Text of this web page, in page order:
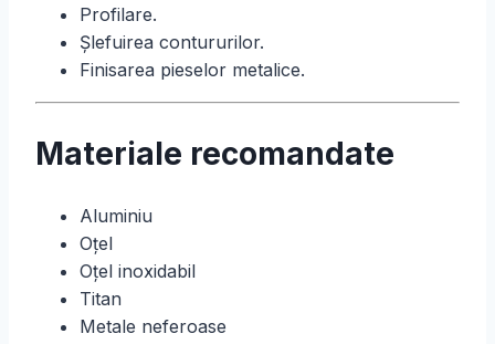
Profilare.
Șlefuirea contururilor.
Finisarea pieselor metalice.
Materiale recomandate
Aluminiu
Oțel
Oțel inoxidabil
Titan
Metale neferoase